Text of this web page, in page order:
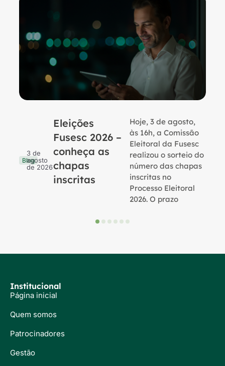
Blog
3 de
agosto
de 2026
Eleições
Fusesc 2026 –
conheça as
chapas
inscritas
Hoje, 3 de agosto,
às 16h, a Comissão
Eleitoral da Fusesc
realizou o sorteio do
número das chapas
inscritas no
Processo Eleitoral
2026. O prazo
Institucional
Página inicial
Quem somos
Patrocinadores
Gestão